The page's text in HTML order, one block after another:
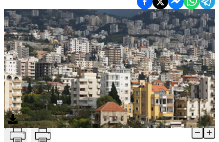
ثقافة ومجتمع
منوعات
مواقف
وليد جنبلاطالحزب
ابحث
نقابة المالكين: ننتظر من الكتل النيابية منع ارتكاب مخالفة دستورية T